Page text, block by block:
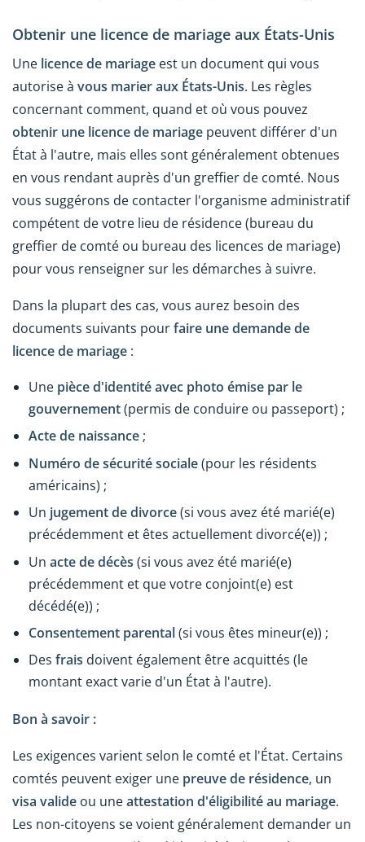
Obtenir une licence de mariage aux États-Unis
Une licence de mariage est un document qui vous
autorise à vous marier aux États-Unis. Les règles
concernant comment, quand et où vous pouvez
obtenir une licence de mariage peuvent différer d'un
État à l'autre, mais elles sont généralement obtenues
en vous rendant auprès d'un greffier de comté. Nous
vous suggérons de contacter l'organisme administratif
compétent de votre lieu de résidence (bureau du
greffier de comté ou bureau des licences de mariage)
pour vous renseigner sur les démarches à suivre.
Dans la plupart des cas, vous aurez besoin des
documents suivants pourfaire une demande de
licence de mariage :
Une pièce d'identité avec photo émise par le
gouvernement(permis de conduire ou passeport) ;
Acte de naissance ;
Numéro de sécurité sociale(pour les résidents
américains) ;
Un jugement de divorce(si vous avez été marié(e)
précédemment et êtes actuellement divorcé(e)) ;
Un acte de décès (si vous avez été marié(e)
précédemment et que votre conjoint(e) est
décédé(e)) ;
Consentement parental(si vous êtes mineur(e)) ;
Des frais doivent également être acquittés (le
montant exact varie d'un État à l'autre).
Bon à savoir :
Les exigences varient selon le comté et l'État. Certains
comtés peuvent exiger une preuve de résidence, un
visa valide ou uneattestation d'éligibilité au mariage.
Les non-citoyens se voient généralement demander un